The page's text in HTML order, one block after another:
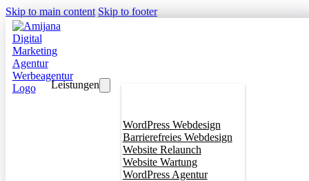
Skip to main content Skip to footer
Leistungen
WordPress Webdesign
Barrierefreies Webdesign
Website Relaunch
Website Wartung
WordPress Agentur